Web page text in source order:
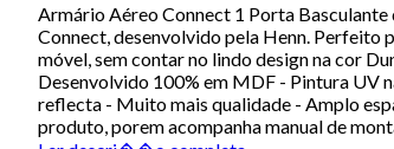
Armário Aéreo Connect 1 Porta Basculante
Connect, desenvolvido pela Henn. Perfeito
móvel, sem contar no lindo design na cor
Desenvolvido 100% em MDF - Pintura UV
reflecta - Muito mais qualidade - Amplo
produto, porem acompanha manual de